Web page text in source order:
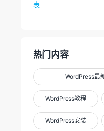
表
热门内容
WordPress最
WordPress教程
WordPress安装